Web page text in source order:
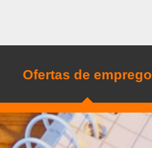
Ofertas de emprego